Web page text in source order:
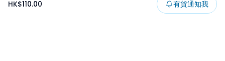
HK$110.00 有貨通知我